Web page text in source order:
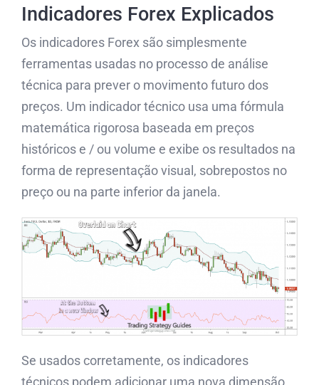
Indicadores Forex Explicados
Os indicadores Forex são simplesmente
ferramentas usadas no processo de análise
técnica para prever o movimento futuro dos
preços. Um indicador técnico usa uma fórmula
matemática rigorosa baseada em preços
históricos e / ou volume e exibe os resultados na
forma de representação visual, sobrepostos no
preço ou na parte inferior da janela.
Se usados ​​corretamente, os indicadores